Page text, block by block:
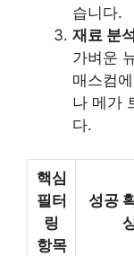
습니다.
재료 분
가벼운
매스컴
나 메가
다.
핵심
필터
링
항목
성공